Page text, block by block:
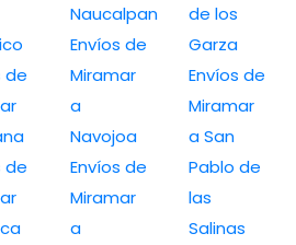
de
de
Naucalpan
Envíos de
Miramar
a
Navojoa
Envíos de
Miramar
a
de los
Garza
Envíos de
Miramar
a San
Pablo de
las
Salinas